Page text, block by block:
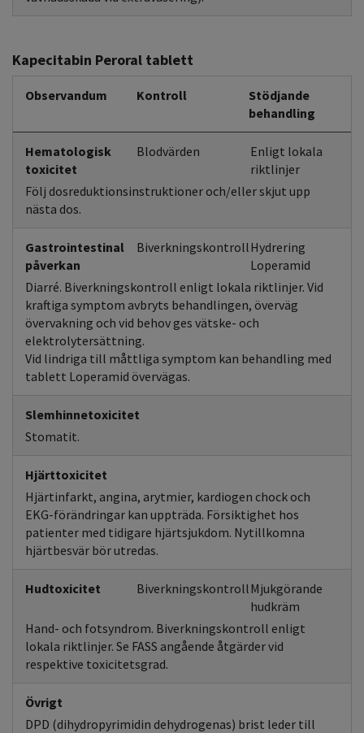
Kapecitabin Peroral tablett
Observandum Kontroll
Stödjande
behandling
Hematologisk
toxicitet
Blodvärden
Enligt lokala
riktlinjer
Följ dosreduktionsinstruktioner och/eller skjut upp
nästa dos.
Gastrointestinal
påverkan
BiverkningskontrollHydrering
Loperamid
Diarré. Biverkningskontroll enligt lokala riktlinjer. Vid
kraftiga symptom avbryts behandlingen, överväg
övervakning och vid behov ges vätske- och
elektrolytersättning.
Vid lindriga till måttliga symptom kan behandling med
tablett Loperamid övervägas.
Slemhinnetoxicitet
Stomatit.
Hjärttoxicitet
Hjärtinfarkt, angina, arytmier, kardiogen chock och
EKG-förändringar kan uppträda. Försiktighet hos
patienter med tidigare hjärtsjukdom. Nytillkomna
hjärtbesvär bör utredas.
Hudtoxicitet BiverkningskontrollMjukgörande
hudkräm
Hand- och fotsyndrom. Biverkningskontroll enligt
lokala riktlinjer. Se FASS angående åtgärder vid
respektive toxicitetsgrad.
Övrigt
DPD (dihydropyrimidin dehydrogenas) brist leder till